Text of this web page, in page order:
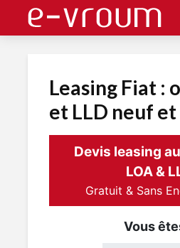
Leasing Fiat :
et LLD neuf